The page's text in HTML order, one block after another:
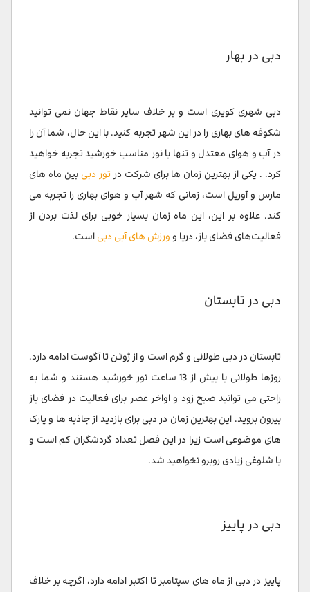
دبی در بهار
دبی شهری کویری است و بر خلاف سایر نقاط جهان نمی توانید
شکوفه های بهاری را در این شهر تجربه کنید. با این حال، شما آن را
در آب و هوای معتدل و تنها با نور مناسب خورشید تجربه خواهید
کرد. . یکی از بهترین زمان ها برای شرکت در تور دبی بین ماه های
مارس و آوریل است، زمانی که شهر آب و هوای بهاری را تجربه می
کند. علاوه بر این، این ماه زمان بسیار خوبی برای لذت بردن از
فعالیت‌های فضای باز، دریا وورزش های آبی دبیاست.
دبی در تابستان
تابستان در دبی طولانی و گرم است و از ژوئن تا آگوست ادامه دارد.
روزها طولانی با بیش از 13 ساعت نور خورشید هستند و شما به
راحتی می توانید صبح زود و اواخر عصر برای فعالیت در فضای باز
بیرون بروید. این بهترین زمان در دبی برای بازدید از جاذبه ها و پارک
های موضوعی است زیرا در این فصل تعداد گردشگران کم است و
با شلوغی زیادی روبرو نخواهید شد.
دبی در پاییز
پاییز در دبی از ماه های سپتامبر تا اکتبر ادامه دارد، اگرچه بر خلاف